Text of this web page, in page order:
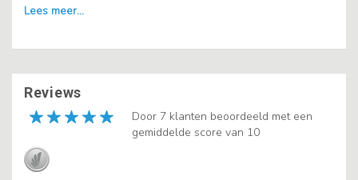
Reviews
Door 7 klanten beoordeeld met een
gemiddelde score van 10